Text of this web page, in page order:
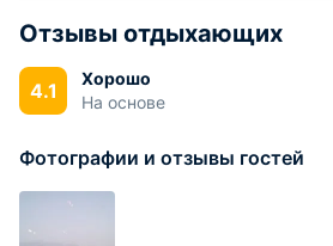
Кроме важного промышленного
выгодное географическое
транспортировку добываемых здесь
город доступнее для туристов, а
городом и на его территории
— Обь и Пура, также в Ноябрьске
Отзывы отдыхающих
4.1
Хорошо
На основе
Фотографии и отзывы гостей